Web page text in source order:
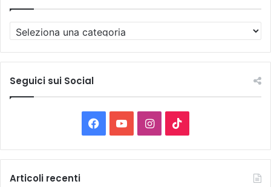
u
t
e
o
Seguici sui Social
a
o
I
n
i
Articoli recenti